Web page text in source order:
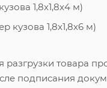
1,8х1,8х4 м)
кузова 1,8х1,8х6 м)
товара
подписания